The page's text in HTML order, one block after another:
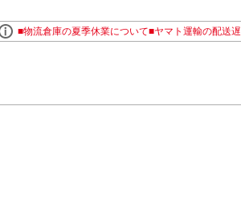
■物流倉庫の夏季休業について■ヤマト運輸の配送